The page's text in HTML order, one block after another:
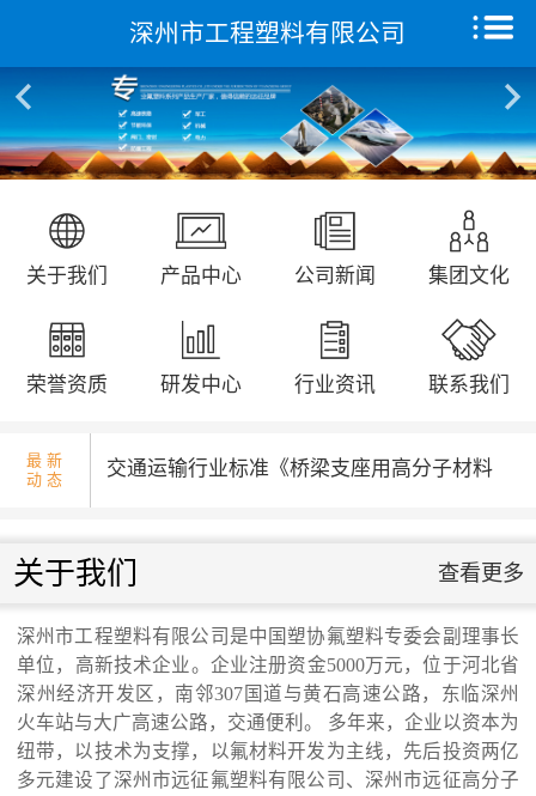
深州市工程塑料有限公司
关于我们 产品中心 公司新闻 集团文化
荣誉资质 研发中心 行业资讯 联系我们
最 新
动 态
国庆升旗仪式...
省发改委领导来我公司调研走访...
交通运输行业标准《桥梁支座用高分子材料
滑板》 送审稿审查会在京召开...
河北省科学院与远征环保科技有限公司能源
与环境新材料成果转化基地签约暨揭牌仪
关于我们 查看更多
深州市工程塑料有限公司是中国塑协氟塑料专委会副理事长
单位，高新技术企业。企业注册资金5000万元，位于河北省
深州经济开发区，南邻307国道与黄石高速公路，东临深州
火车站与大广高速公路，交通便利。 多年来，企业以资本为
纽带，以技术为支撑，以氟材料开发为主线，先后投资两亿
多元建设了深州市远征氟塑料有限公司、深州市远征高分子
首页
关于我们
产品中心
远征研发中心
集团文化
新闻动态